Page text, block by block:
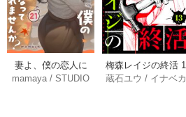
妻よ、僕の恋人に
なってくれません
mamaya /STUDIO
梅森レイジの終活 1
3巻
蔵石ユウ / イナベカ